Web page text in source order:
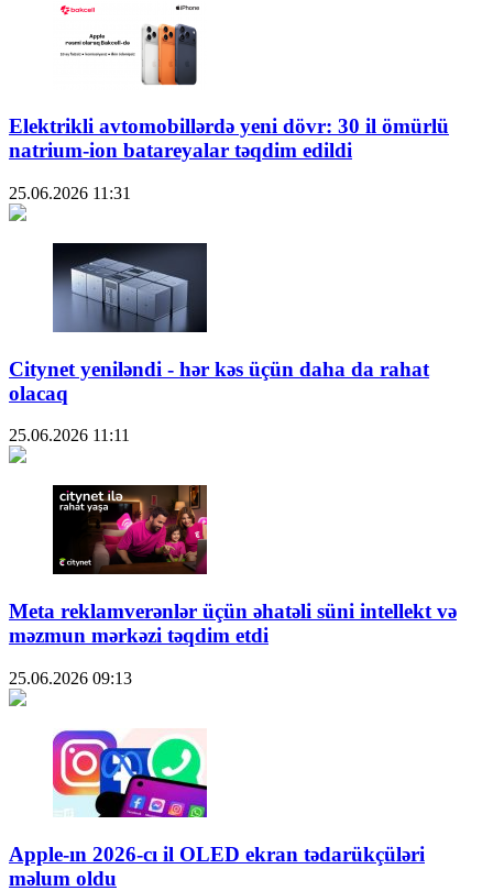
Elektrikli avtomobillərdə yeni dövr: 30 il ömürlü
natrium-ion batareyalar təqdim edildi
25.06.2026 11:31
Citynet yeniləndi - hər kəs üçün daha da rahat
olacaq
25.06.2026 11:11
Meta reklamverənlər üçün əhatəli süni intellekt və
məzmun mərkəzi təqdim etdi
25.06.2026 09:13
Apple-ın 2026-cı il OLED ekran tədarükçüləri
məlum oldu